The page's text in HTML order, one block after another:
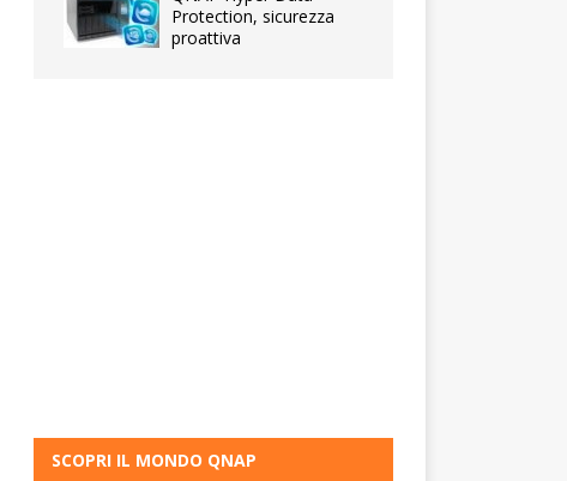
Protection, sicurezza
proattiva
SCOPRI IL MONDO QNAP